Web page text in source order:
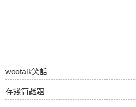
wootalk笑話
存錢筒謎題